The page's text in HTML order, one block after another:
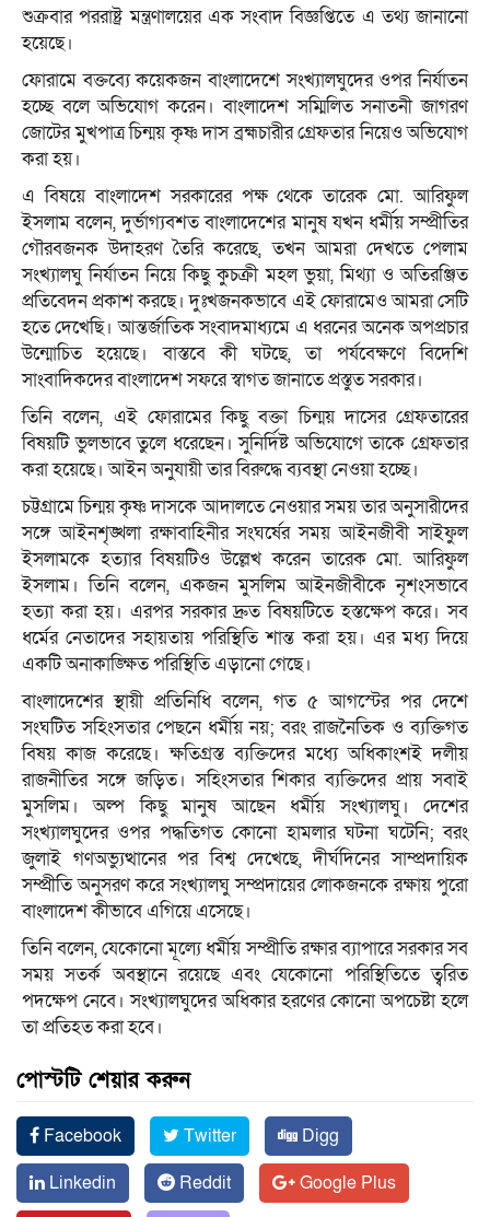
শুক্রবার পররাষ্ট্র মন্ত্রণালয়ের এক সংবাদ বিজ্ঞপ্তিতে এ তথ্য জানানো
হয়েছে।
ফোরামে বক্তব্যে কয়েকজন বাংলাদেশে সংখ্যালঘুদের ওপর নির্যাতন
হচ্ছে বলে অভিযোগ করেন। বাংলাদেশ সম্মিলিত সনাতনী জাগরণ
জোটের মুখপাত্র চিন্ময় কৃষ্ণ দাস ব্রহ্মচারীর গ্রেফতার নিয়েও অভিযোগ
করা হয়।
এ বিষয়ে বাংলাদেশ সরকারের পক্ষ থেকে তারেক মো. আরিফুল
ইসলাম বলেন, দুর্ভাগ্যবশত বাংলাদেশের মানুষ যখন ধর্মীয় সম্প্রীতির
গৌরবজনক উদাহরণ তৈরি করেছে, তখন আমরা দেখতে পেলাম
সংখ্যালঘু নির্যাতন নিয়ে কিছু কুচক্রী মহল ভুয়া, মিথ্যা ও অতিরঞ্জিত
প্রতিবেদন প্রকাশ করছে। দুঃখজনকভাবে এই ফোরামেও আমরা সেটি
হতে দেখেছি। আন্তর্জাতিক সংবাদমাধ্যমে এ ধরনের অনেক অপপ্রচার
উন্মোচিত হয়েছে। বাস্তবে কী ঘটছে, তা পর্যবেক্ষণে বিদেশি
সাংবাদিকদের বাংলাদেশ সফরে স্বাগত জানাতে প্রস্তুত সরকার।
তিনি বলেন, এই ফোরামের কিছু বক্তা চিন্ময় দাসের গ্রেফতারের
বিষয়টি ভুলভাবে তুলে ধরেছেন। সুনির্দিষ্ট অভিযোগে তাকে গ্রেফতার
করা হয়েছে। আইন অনুযায়ী তার বিরুদ্ধে ব্যবস্থা নেওয়া হচ্ছে।
চট্টগ্রামে চিন্ময় কৃষ্ণ দাসকে আদালতে নেওয়ার সময় তার অনুসারীদের
সঙ্গে আইনশৃঙ্খলা রক্ষাবাহিনীর সংঘর্ষের সময় আইনজীবী সাইফুল
ইসলামকে হত্যার বিষয়টিও উল্লেখ করেন তারেক মো. আরিফুল
ইসলাম। তিনি বলেন, একজন মুসলিম আইনজীবীকে নৃশংসভাবে
হত্যা করা হয়। এরপর সরকার দ্রুত বিষয়টিতে হস্তক্ষেপ করে। সব
ধর্মের নেতাদের সহায়তায় পরিস্থিতি শান্ত করা হয়। এর মধ্য দিয়ে
একটি অনাকাঙ্ক্ষিত পরিস্থিতি এড়ানো গেছে।
বাংলাদেশের স্থায়ী প্রতিনিধি বলেন, গত ৫ আগস্টের পর দেশে
সংঘটিত সহিংসতার পেছনে ধর্মীয় নয়; বরং রাজনৈতিক ও ব্যক্তিগত
বিষয় কাজ করেছে। ক্ষতিগ্রস্ত ব্যক্তিদের মধ্যে অধিকাংশই দলীয়
রাজনীতির সঙ্গে জড়িত। সহিংসতার শিকার ব্যক্তিদের প্রায় সবাই
মুসলিম। অল্প কিছু মানুষ আছেন ধর্মীয় সংখ্যালঘু। দেশের
সংখ্যালঘুদের ওপর পদ্ধতিগত কোনো হামলার ঘটনা ঘটেনি; বরং
জুলাই গণঅভ্যুত্থানের পর বিশ্ব দেখেছে, দীর্ঘদিনের সাম্প্রদায়িক
সম্প্রীতি অনুসরণ করে সংখ্যালঘু সম্প্রদায়ের লোকজনকে রক্ষায় পুরো
বাংলাদেশ কীভাবে এগিয়ে এসেছে।
তিনি বলেন, যেকোনো মূল্যে ধর্মীয় সম্প্রীতি রক্ষার ব্যাপারে সরকার সব
সময় সতর্ক অবস্থানে রয়েছে এবং যেকোনো পরিস্থিতিতে ত্বরিত
পদক্ষেপ নেবে। সংখ্যালঘুদের অধিকার হরণের কোনো অপচেষ্টা হলে
তা প্রতিহত করা হবে।
পোস্টটি শেয়ার করুন
Facebook Twitter
Digg
Linkedin
Reddit
Google Plus